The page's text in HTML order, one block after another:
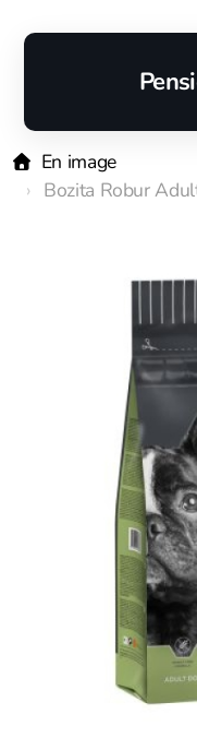
En image
Bozita Robur